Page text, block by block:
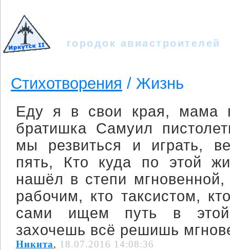
городок авиастроителей
Стихотворения / Жизнь
Еду я в свои края,
братишка Самуил
мы резвиться и играть,
пять, Кто куда по этой
нашёл в степи
рабочим, кто таксистом,
сами ищем путь в этой
захочешь всё решишь
Никита, 18.07.2016 14:08:36